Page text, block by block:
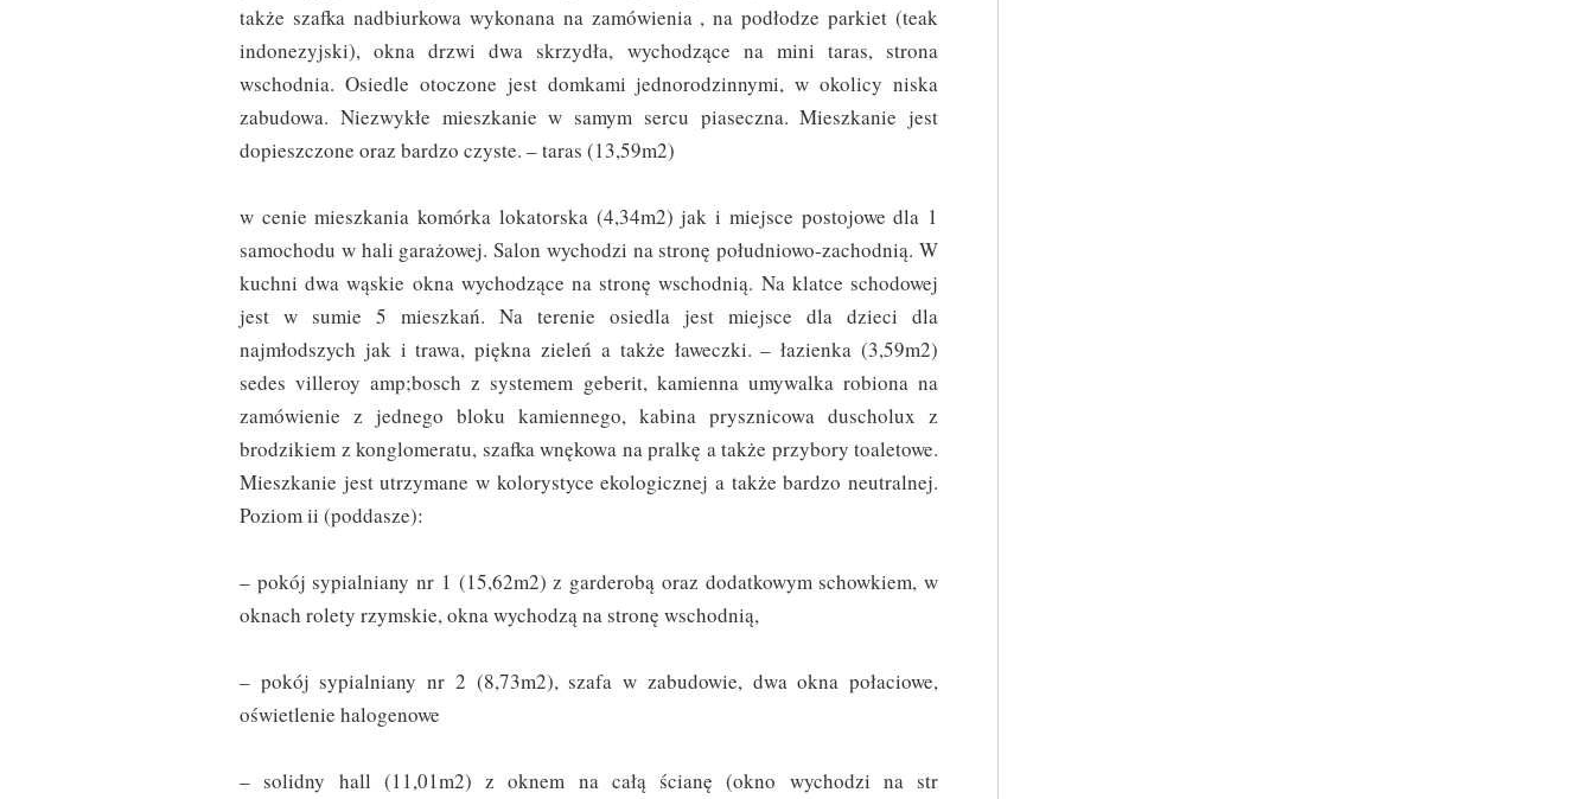
także szafka nadbiurkowa wykonana na zamówienia , na podłodze parkiet (teak
indonezyjski), okna drzwi dwa skrzydła, wychodzące na mini taras, strona
wschodnia. Osiedle otoczone jest domkami jednorodzinnymi, w okolicy niska
zabudowa. Niezwykłe mieszkanie w samym sercu piaseczna. Mieszkanie jest
dopieszczone oraz bardzo czyste. – taras (13,59m2)
w cenie mieszkania komórka lokatorska (4,34m2) jak i miejsce postojowe dla 1
samochodu w hali garażowej. Salon wychodzi na stronę południowo-zachodnią. W
kuchni dwa wąskie okna wychodzące na stronę wschodnią. Na klatce schodowej
jest w sumie 5 mieszkań. Na terenie osiedla jest miejsce dla dzieci dla
najmłodszych jak i trawa, piękna zieleń a także ławeczki. – łazienka (3,59m2)
sedes villeroy amp;bosch z systemem geberit, kamienna umywalka robiona na
zamówienie z jednego bloku kamiennego, kabina prysznicowa duscholux z
brodzikiem z konglomeratu, szafka wnękowa na pralkę a także przybory toaletowe.
Mieszkanie jest utrzymane w kolorystyce ekologicznej a także bardzo neutralnej.
Poziom ii (poddasze):
– pokój sypialniany nr 1 (15,62m2) z garderobą oraz dodatkowym schowkiem, w
oknach rolety rzymskie, okna wychodzą na stronę wschodnią,
– pokój sypialniany nr 2 (8,73m2), szafa w zabudowie, dwa okna połaciowe,
oświetlenie halogenowe
– solidny hall (11,01m2) z oknem na całą ścianę (okno wychodzi na str